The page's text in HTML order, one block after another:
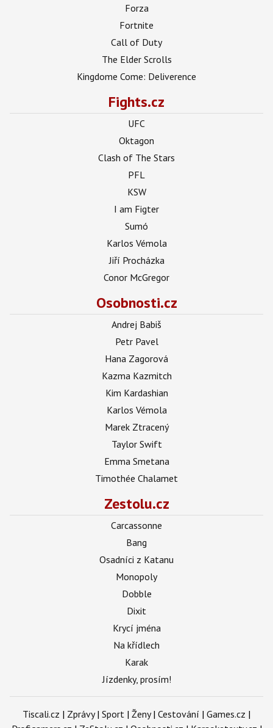
Forza
Fortnite
Call of Duty
The Elder Scrolls
Kingdome Come: Deliverence
Fights.cz
UFC
Oktagon
Clash of The Stars
PFL
KSW
I am Figter
Sumó
Karlos Vémola
Jiří Procházka
Conor McGregor
Osobnosti.cz
Andrej Babiš
Petr Pavel
Hana Zagorová
Kazma Kazmitch
Kim Kardashian
Karlos Vémola
Marek Ztracený
Taylor Swift
Emma Smetana
Timothée Chalamet
Zestolu.cz
Carcassonne
Bang
Osadníci z Katanu
Monopoly
Dobble
Dixit
Krycí jména
Na křídlech
Karak
Jízdenky, prosím!
Tiscali.cz | Zprávy| Sport | Ženy| Cestování | Games.cz |